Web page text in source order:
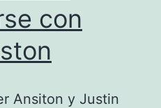
con
Ansiton y Justin